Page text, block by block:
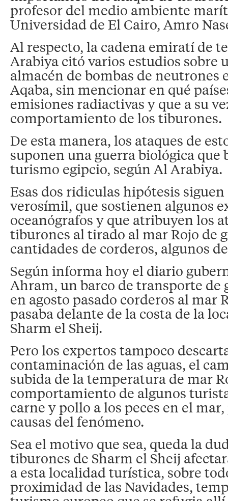
profesor del medio ambiente
Universidad de El Cairo, Amro
Al respecto, la cadena emiratí de
Arabiya citó varios estudios sobre
almacén de bombas de neutrones
Aqaba, sin mencionar en qué
emisiones radiactivas y que a su
comportamiento de los tiburones.
De esta manera, los ataques de
suponen una guerra biológica que
turismo egipcio, según Al Arabiya.
Esas dos ridiculas hipótesis
verosímil, que sostienen algunos
oceanógrafos y que atribuyen los
tiburones al tirado al mar Rojo de
cantidades de corderos, algunos
Según informa hoy el diario
Ahram, un barco de transporte de
en agosto pasado corderos al mar
pasaba delante de la costa de la
Sharm el Sheij.
Pero los expertos tampoco
contaminación de las aguas, el
subida de la temperatura de mar
comportamiento de algunos
carne y pollo a los peces en el
causas del fenómeno.
Sea el motivo que sea, queda la
tiburones de Sharm el Sheij
a esta localidad turística, sobre
proximidad de las Navidades,